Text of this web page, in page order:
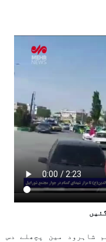
شاہرود مین پچھلے دس